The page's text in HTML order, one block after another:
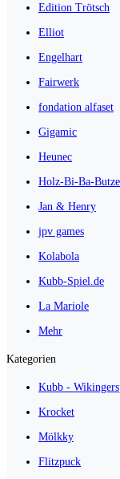
Edition Trötsch
Elliot
Engelhart
Fairwerk
fondation alfaset
Gigamic
Heunec
Holz-Bi-Ba-Butze
Jan & Henry
jpv games
Kolabola
Kubb-Spiel.de
La Mariole
Mehr
Kategorien
Kubb -
Krocket
Mölkky
Flitzpuck